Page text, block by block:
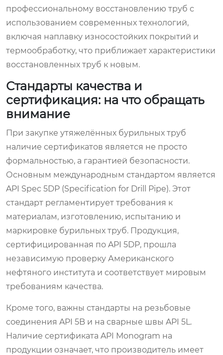
профессиональному восстановлению труб с
использованием современных технологий,
включая наплавку износостойких покрытий и
термообработку, что приближает характеристики
восстановленных труб к новым.
Стандарты качества и
сертификация: на что обращать
внимание
При закупке утяжелённых бурильных труб
наличие сертификатов является не просто
формальностью, а гарантией безопасности.
Основным международным стандартом является
API Spec 5DP (Specification for Drill Pipe). Этот
стандарт регламентирует требования к
материалам, изготовлению, испытанию и
маркировке бурильных труб. Продукция,
сертифицированная по API 5DP, прошла
независимую проверку Американского
нефтяного института и соответствует мировым
требованиям качества.
Кроме того, важны стандарты на резьбовые
соединения API 5B и на сварные швы API 5L.
Наличие сертификата API Monogram на
продукции означает, что производитель имеет